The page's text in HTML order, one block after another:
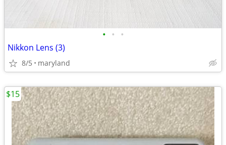
• • •
Nikkon Lens (3)
8/5 maryland
$15